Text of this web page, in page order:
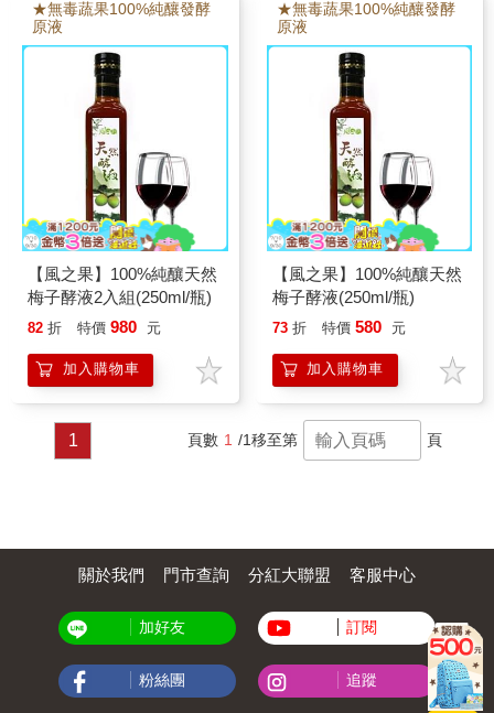
★無毒蔬果100%純釀發酵
原液
【風之果】100%純釀天然
梅子酵液2入組(250ml/瓶)
82 折 特價 980 元
加入購物車
★無毒蔬果100%純釀發酵
原液
【風之果】100%純釀天然
梅子酵液(250ml/瓶)
73 折 特價 580 元
加入購物車
1 頁數 1 /1移至第 頁
關於我們 門市查詢 分紅大聯盟 客服中心
加好友 訂閱
粉絲團 追蹤